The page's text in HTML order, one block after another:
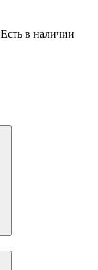
Есть в наличии